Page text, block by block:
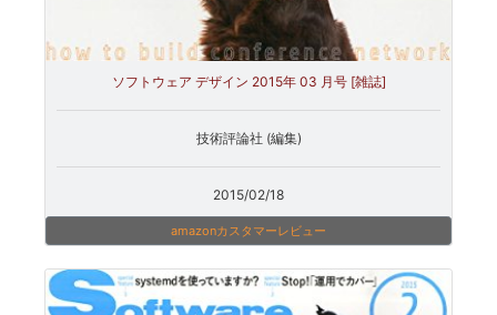
ソフトウェア デザイン 2015年 03 月号 [雑誌]
技術評論社 (編集)
2015/02/18
amazonカスタマーレビュー